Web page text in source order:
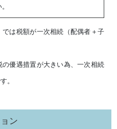
は税額が一次相続（配偶者＋子
優遇措置が大きい為、一次相続
。
ン